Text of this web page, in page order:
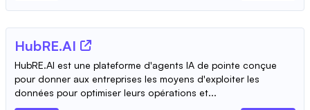
HubRE.AI
HubRE.AI est une plateforme d'agents IA de pointe conçue
pour donner aux entreprises les moyens d'exploiter les
données pour optimiser leurs opérations et...